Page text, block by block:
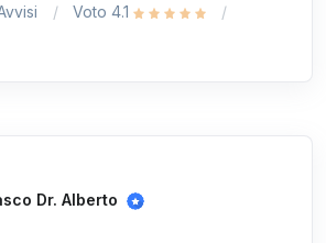
Voto 4.1
Dr. Alberto